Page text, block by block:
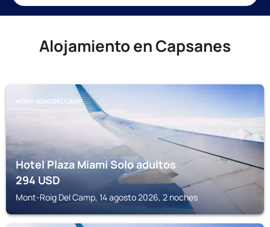
Alojamiento en Capsanes
MONT-ROIG DEL CAMP
Hotel Plaza Miami Solo adultos
294USD
Mont-Roig Del Camp, 14 agosto 2026, 2 noches